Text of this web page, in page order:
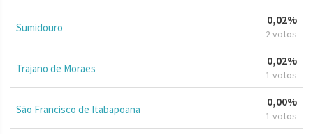
Sumidouro
0,02%
2 votos
Trajano de Moraes
0,02%
1 votos
São Francisco de Itabapoana
0,00%
1 votos